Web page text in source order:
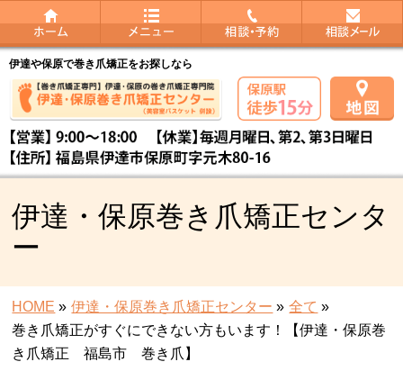
伊達や保原で巻き爪矯正をお探しなら
伊達・保原巻き爪矯正センタ
ー
HOME » 伊達・保原巻き爪矯正センター » 全て »
巻き爪矯正がすぐにできない方もいます！【伊達・保原巻
き爪矯正 福島市 巻き爪】